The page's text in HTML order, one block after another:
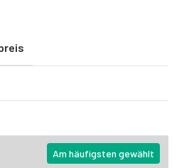
Am häufigsten gewählt